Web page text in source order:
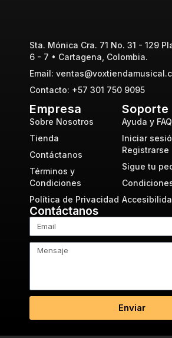
Sta. Mónica Cra. 71 No. 31 - 129
6 - 7 • Cartagena, Colombia.
Email:
Contacto: +57 301 750 9095
Empresa
Sobre Nosotros
Tienda
Contáctanos
Términos y
Condiciones
Política de Privacidad
Soporte
Ayuda y FAQ
Iniciar
Registrarse
Sigue tu
Contáctanos
Enviar